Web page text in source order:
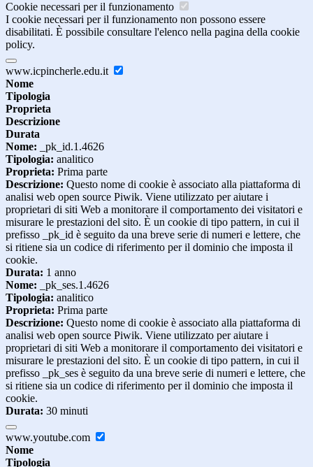
Cookie necessari per il funzionamento
I cookie necessari per il funzionamento non possono essere
disabilitati. È possibile consultare l'elenco nella pagina della cookie
policy.
www.icpincherle.edu.it
Nome
Tipologia
Proprieta
Descrizione
Durata
Nome: _pk_id.1.4626
Tipologia: analitico
Proprieta: Prima parte
Descrizione: Questo nome di cookie è associato alla piattaforma di
analisi web open source Piwik. Viene utilizzato per aiutare i
proprietari di siti Web a monitorare il comportamento dei visitatori e
misurare le prestazioni del sito. È un cookie di tipo pattern, in cui il
prefisso _pk_id è seguito da una breve serie di numeri e lettere, che
si ritiene sia un codice di riferimento per il dominio che imposta il
cookie.
Durata: 1 anno
Nome: _pk_ses.1.4626
Tipologia: analitico
Proprieta: Prima parte
Descrizione: Questo nome di cookie è associato alla piattaforma di
analisi web open source Piwik. Viene utilizzato per aiutare i
proprietari di siti Web a monitorare il comportamento dei visitatori e
misurare le prestazioni del sito. È un cookie di tipo pattern, in cui il
prefisso _pk_ses è seguito da una breve serie di numeri e lettere, che
si ritiene sia un codice di riferimento per il dominio che imposta il
cookie.
Durata: 30 minuti
www.youtube.com
Nome
Tipologia